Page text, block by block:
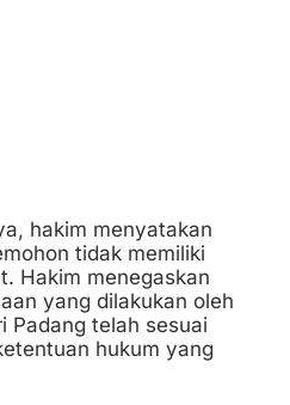
hakim menyatakan
tidak memiliki
Hakim menegaskan
yang dilakukan oleh
Padang telah sesuai
hukum yang